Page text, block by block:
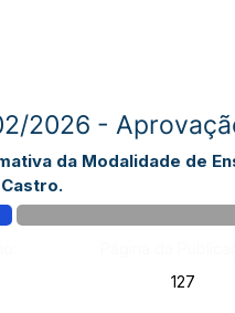
2026 -
da Modalidade de
127